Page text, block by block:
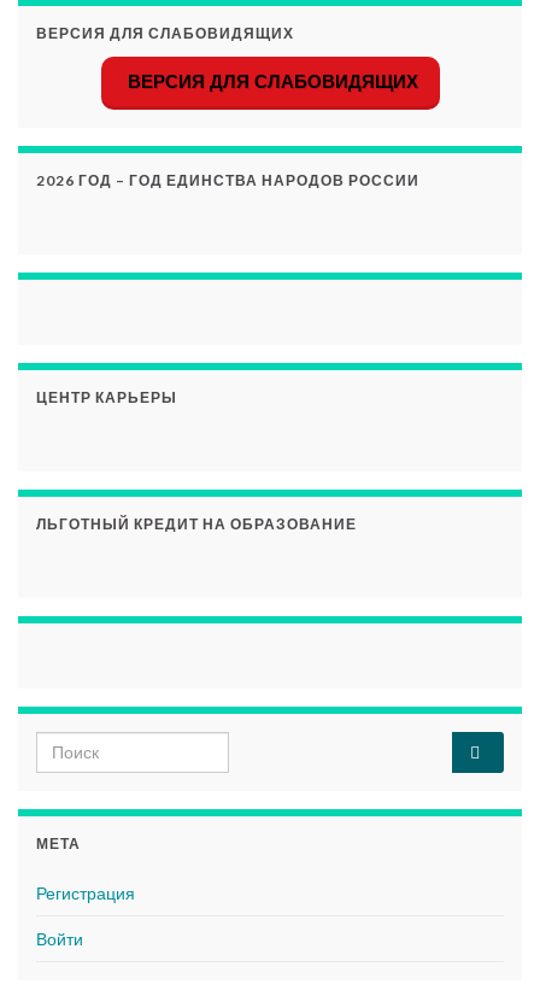
ВЕРСИЯ ДЛЯ СЛАБОВИДЯЩИХ
ВЕРСИЯ ДЛЯ СЛАБОВИДЯЩИХ
2026 ГОД – ГОД ЕДИНСТВА НАРОДОВ РОССИИ
ЦЕНТР КАРЬЕРЫ
ЛЬГОТНЫЙ КРЕДИТ НА ОБРАЗОВАНИЕ
Search for:
МЕТА
Регистрация
Войти